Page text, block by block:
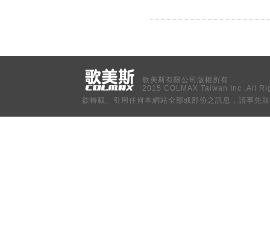
歌美斯有限公司版權所有
2015 COLMAX Taiwan Inc .All
欲轉載、引用任何本網站全部或部份之訊息，請事先